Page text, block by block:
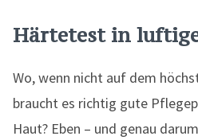
Härtetest in
Wo, wenn nicht auf dem
braucht es richtig gute
Haut? Eben – und genau